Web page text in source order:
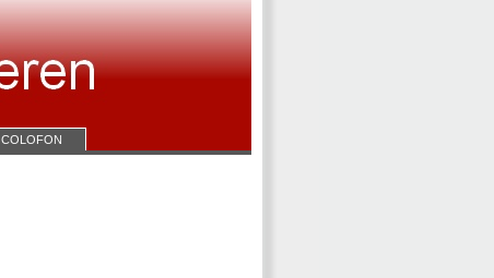
COLOFON